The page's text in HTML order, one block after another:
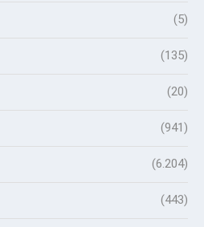
(5)
(135)
(20)
(941)
(6.204)
(443)